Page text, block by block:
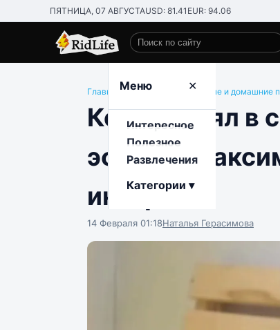
ПЯТНИЦА, 07 АВГУСТАUSD: 81.41 EUR: 94.06
Поиск по сайту
Меню ✕
Интересное
Полезное
Развлечения
Категории ▾
Главная/Развлечения Животные и домашние
Кот застрял в
эфире и
интервью
14 Февраля 01:18Наталья Герасимова